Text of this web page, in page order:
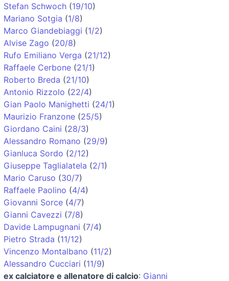
Stefan Schwoch (19/10)
Mariano Sotgia (1/8)
Marco Giandebiaggi (1/2)
Alvise Zago (20/8)
Rufo Emiliano Verga (21/12)
Raffaele Cerbone (21/1)
Roberto Breda (21/10)
Antonio Rizzolo (22/4)
Gian Paolo Manighetti (24/1)
Maurizio Franzone (25/5)
Giordano Caini (28/3)
Alessandro Romano (29/9)
Gianluca Sordo (2/12)
Giuseppe Taglialatela (2/1)
Mario Caruso (30/7)
Raffaele Paolino (4/4)
Giovanni Sorce (4/7)
Gianni Cavezzi (7/8)
Davide Lampugnani (7/4)
Pietro Strada (11/12)
Vincenzo Montalbano (11/2)
Alessandro Cucciari (11/9)
ex calciatore e allenatore di calcio: Gianni